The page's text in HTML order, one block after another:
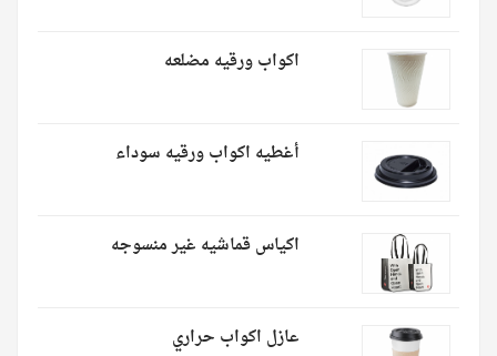
اكواب ورقيه مضلعه
أغطيه اكواب ورقيه سوداء
اكياس قماشيه غير منسوجه
عازل اكواب حراري